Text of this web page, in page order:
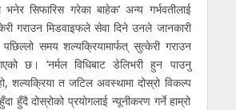
सिफारिस गरेका बाहेक’ अन्य गर्भवतीलाई
गराउन मिडवाइफले सेवा दिने उनले जानकारी
समय शल्यक्रियामार्फत् सुत्केरी गराउन
छ। ‘नर्मल विधिबाट डेलिभरी हुन पाउनु
शल्यक्रिया त जटिल अवस्थामा दोस्रो विकल्प
हुँदै दोस्रोको प्रयोगलाई न्यूनीकरण गर्ने हाम्रो